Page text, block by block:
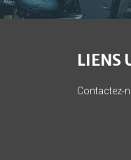
LIENS
Contactez-